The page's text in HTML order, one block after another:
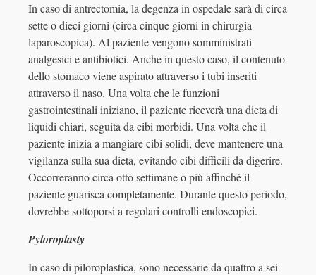
In caso di antrectomia, la degenza in ospedale sarà di circa
sette o dieci giorni (circa cinque giorni in chirurgia
laparoscopica). Al paziente vengono somministrati
analgesici e antibiotici. Anche in questo caso, il contenuto
dello stomaco viene aspirato attraverso i tubi inseriti
attraverso il naso. Una volta che le funzioni
gastrointestinali iniziano, il paziente riceverà una dieta di
liquidi chiari, seguita da cibi morbidi. Una volta che il
paziente inizia a mangiare cibi solidi, deve mantenere una
vigilanza sulla sua dieta, evitando cibi difficili da digerire.
Occorreranno circa otto settimane o più affinché il
paziente guarisca completamente. Durante questo periodo,
dovrebbe sottoporsi a regolari controlli endoscopici.
Pyloroplasty
In caso di piloroplastica, sono necessarie da quattro a sei